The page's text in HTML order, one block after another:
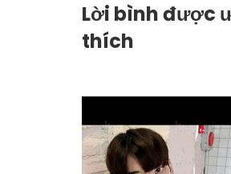
Lời bình được
thích